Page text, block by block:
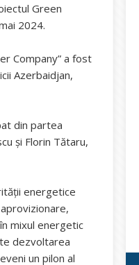
Green
2024.
Company” a fost
Azerbaidjan,
din partea
și Florin Tătaru,
energetice
mixul energetic
dezvoltarea
un pilon al